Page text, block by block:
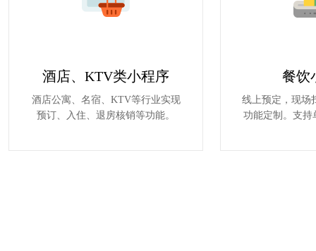
酒店、KTV类小程序
酒店公寓、名宿、KTV等行业实现
预订、入住、退房核销等功能。
餐饮
线上预定，现场
功能定制。支持